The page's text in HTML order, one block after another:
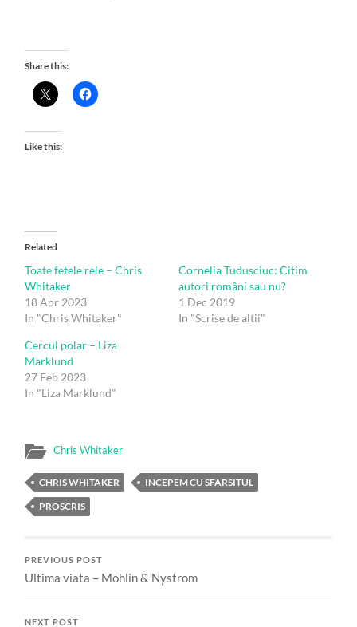
Share this:
Like this:
Related
Toate fetele rele – Chris
Whitaker
18 Apr 2023
In "Chris Whitaker"
Cornelia Tudusciuc: Citim
autori români sau nu?
1 Dec 2019
In "Scrise de altii"
Cercul polar – Liza
Marklund
27 Feb 2023
In "Liza Marklund"
Chris Whitaker
CHRIS WHITAKER
INCEPEM CU SFARSITUL
PROSCRIS
PREVIOUS POST
Ultima viata – Mohlin & Nystrom
NEXT POST